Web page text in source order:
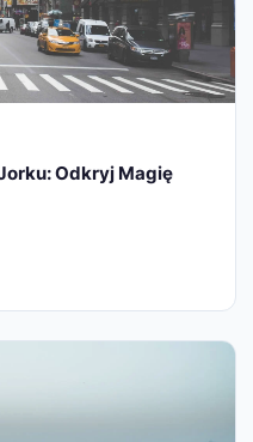
Odkryj Magię